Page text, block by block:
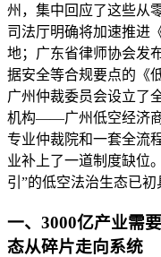
州，集中回应了这些从
司法厅明确将加速推进
地；广东省律师协会发
据安全等合规要点的《
广州仲裁委员会设立了
机构——广州低空经济
专业仲裁院和一套全流
业补上了一道制度缺位
引”的低空法治生态已初
一、3000亿产业需
态从碎片走向系统